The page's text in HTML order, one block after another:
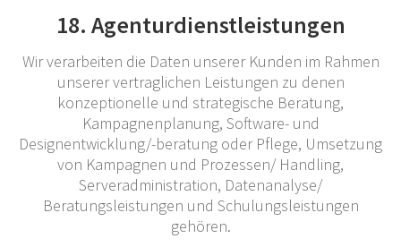
18. Agenturdienstleistungen
Wir verarbeiten die Daten unserer Kunden im Rahmen
unserer vertraglichen Leistungen zu denen
konzeptionelle und strategische Beratung,
Kampagnenplanung, Software- und
Designentwicklung/-beratung oder Pflege, Umsetzung
von Kampagnen und Prozessen/ Handling,
Serveradministration, Datenanalyse/
Beratungsleistungen und Schulungsleistungen
gehören.